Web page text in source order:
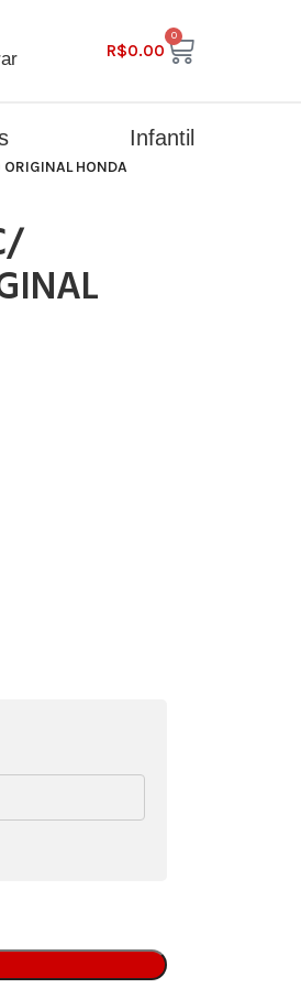
R$0.00
0
Infantil
HONDA